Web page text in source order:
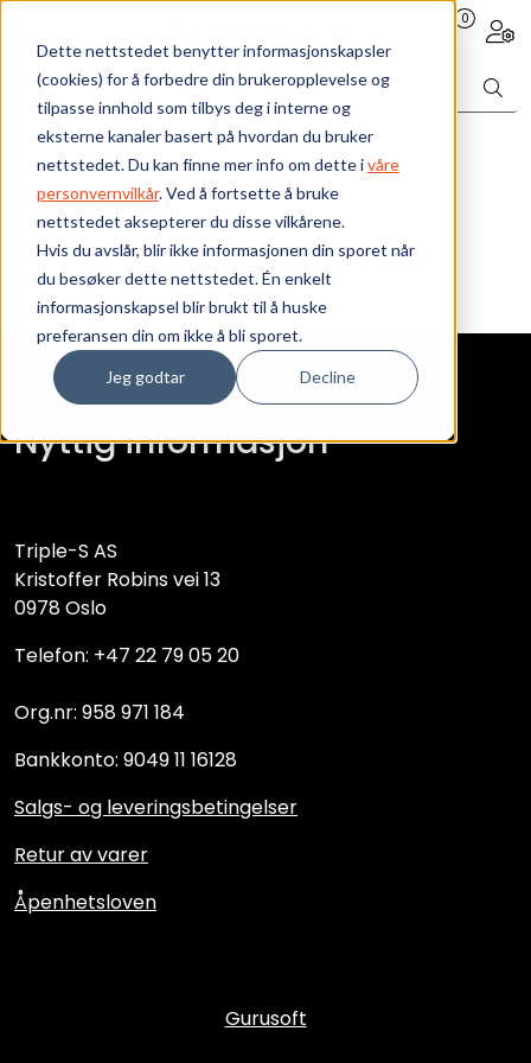
Dette nettstedet benytter informasjonskapsler
(cookies) for å forbedre din brukeropplevelse og
tilpasse innhold som tilbys deg i interne og
eksterne kanaler basert på hvordan du bruker
nettstedet. Du kan finne mer info om dette ivåre
personvernvilkår. Ved å fortsette å bruke
nettstedet aksepterer du disse vilkårene.
Hvis du avslår, blir ikke informasjonen din sporet når
du besøker dette nettstedet. Én enkelt
informasjonskapsel blir brukt til å huske
preferansen din om ikke å bli sporet.
Jeg godtar Decline
Skip to main content 0
Webshop Sensorer og givere
Induktive givere
872C WorldProx Tubular
872C WorldProx Tubular
Nyttig informasjon
Triple-S AS
Kristoffer Robins vei 13
0978 Oslo
Telefon: +47 22 79 05 20
Org.nr: 958 971 184
Bankkonto: 9049 11 16128
Salgs- og leveringsbetingelser
Retur av varer
Åpenhetsloven
Gurusoft
Bærekraft
Vi tilbyr
Ressurser
Om oss